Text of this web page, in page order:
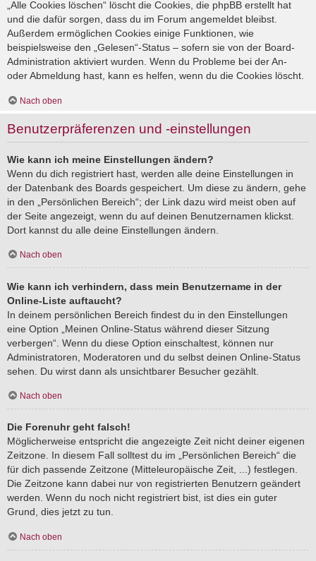
„Alle Cookies löschen“ löscht die Cookies, die phpBB erstellt hat
und die dafür sorgen, dass du im Forum angemeldet bleibst.
Außerdem ermöglichen Cookies einige Funktionen, wie
beispielsweise den „Gelesen“-Status – sofern sie von der Board-
Administration aktiviert wurden. Wenn du Probleme bei der An-
oder Abmeldung hast, kann es helfen, wenn du die Cookies löscht.
Nach oben
Benutzerpräferenzen und -einstellungen
Wie kann ich meine Einstellungen ändern?
Wenn du dich registriert hast, werden alle deine Einstellungen in
der Datenbank des Boards gespeichert. Um diese zu ändern, gehe
in den „Persönlichen Bereich“; der Link dazu wird meist oben auf
der Seite angezeigt, wenn du auf deinen Benutzernamen klickst.
Dort kannst du alle deine Einstellungen ändern.
Nach oben
Wie kann ich verhindern, dass mein Benutzername in der
Online-Liste auftaucht?
In deinem persönlichen Bereich findest du in den Einstellungen
eine Option „Meinen Online-Status während dieser Sitzung
verbergen“. Wenn du diese Option einschaltest, können nur
Administratoren, Moderatoren und du selbst deinen Online-Status
sehen. Du wirst dann als unsichtbarer Besucher gezählt.
Nach oben
Die Forenuhr geht falsch!
Möglicherweise entspricht die angezeigte Zeit nicht deiner eigenen
Zeitzone. In diesem Fall solltest du im „Persönlichen Bereich“ die
für dich passende Zeitzone (Mitteleuropäische Zeit, ...) festlegen.
Die Zeitzone kann dabei nur von registrierten Benutzern geändert
werden. Wenn du noch nicht registriert bist, ist dies ein guter
Grund, dies jetzt zu tun.
Nach oben